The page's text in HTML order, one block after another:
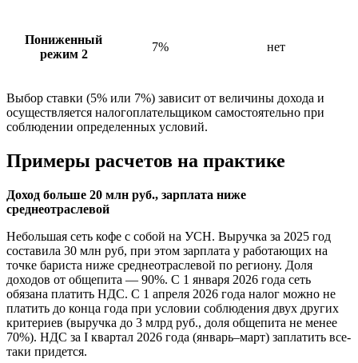
Пониженный
режим 2
7% нет
Выбор ставки (5% или 7%) зависит от величины дохода и
осуществляется налогоплательщиком самостоятельно при
соблюдении определенных условий.
Примеры расчетов на практике
Доход больше 20 млн руб., зарплата ниже
среднеотраслевой
Небольшая сеть кофе с собой на УСН. Выручка за 2025 год
составила 30 млн руб, при этом зарплата у работающих на
точке бариста ниже среднеотраслевой по региону. Доля
доходов от общепита — 90%. С 1 января 2026 года сеть
обязана платить НДС. С 1 апреля 2026 года налог можно не
платить до конца года при условии соблюдения двух других
критериев (выручка до 3 млрд руб., доля общепита не менее
70%). НДС за I квартал 2026 года (январь–март) заплатить все-
таки придется.